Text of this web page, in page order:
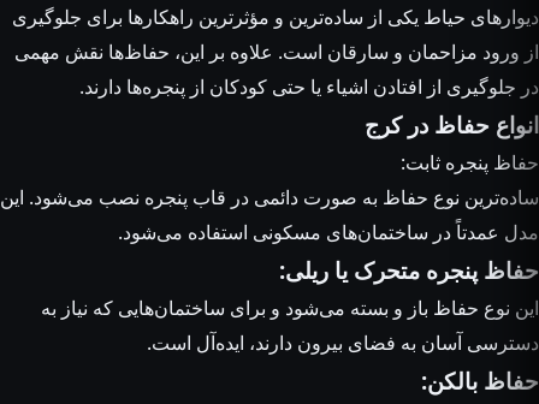
دیوارهای حیاط یکی از ساده‌ترین و مؤثرترین راهکارها برای جلوگیری
از ورود مزاحمان و سارقان است. علاوه بر این، حفاظ‌ها نقش مهمی
در جلوگیری از افتادن اشیاء یا حتی کودکان از پنجره‌ها دارند.
انواع حفاظ در کرج
حفاظ پنجره ثابت:
ساده‌ترین نوع حفاظ به صورت دائمی در قاب پنجره نصب می‌شود. این
مدل عمدتاً در ساختمان‌های مسکونی استفاده می‌شود.
حفاظ پنجره متحرک یا ریلی:
این نوع حفاظ باز و بسته می‌شود و برای ساختمان‌هایی که نیاز به
دسترسی آسان به فضای بیرون دارند، ایده‌آل است.
حفاظ بالکن: